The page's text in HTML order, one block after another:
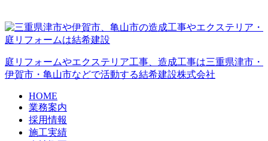
庭リフォームやエクステリア工事、造成工事は三重県津市・
伊賀市・亀山市などで活動する結希建設株式会社
HOME
業務案内
採用情報
施工実績